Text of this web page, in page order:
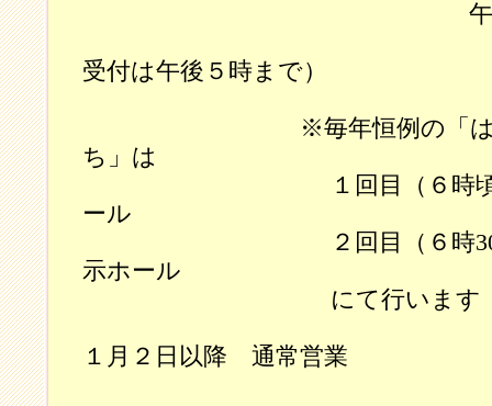
午後５時３
受付は午後５時まで）
※毎年恒例の「はね太
ち」は
１回目（６時頃）を
ール
２回目（６時30分頃
示ホール
にて行います
１月２日以降 通常営業